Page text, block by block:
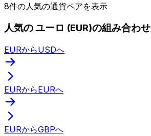
8件の人気の通貨ペアを表示
人気の ユーロ (EUR)の組み合わせ
EURからUSDへ
EURからEURへ
EURからGBPへ